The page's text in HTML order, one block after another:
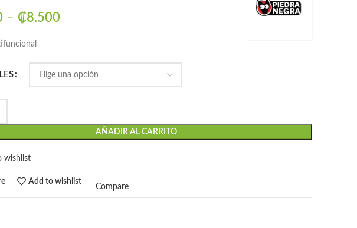
– ₡8.500
AÑADIR AL CARRITO
wishlist
Add to wishlist
Compare